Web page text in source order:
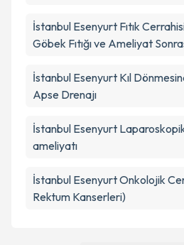
İstanbul Esenyurt Fıtık Cerrahisi
Göbek Fıtığı ve Ameliyat
İstanbul Esenyurt Kıl
Apse Drenajı
İstanbul Esenyurt
ameliyatı
İstanbul Esenyurt Onkolojik
Rektum Kanserleri)